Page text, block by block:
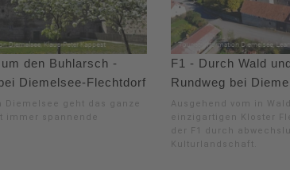
den Buhlarsch -
Diemelsee-Flechtdorf
Diemelsee geht das ganze
immer spannende
F1 - Durch Wald
Rundweg bei
Ausgehend vom in
einzigartigen Kloster
der F1 durch
Kulturlandschaft.